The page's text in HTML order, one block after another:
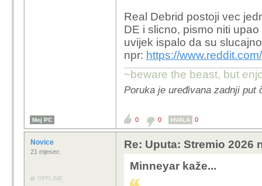
koji ima bazu od
kanale na planeti
Amazon Prime,
zene i djece. Da
cak me niti IPTV
Đaba vama itko
legalno i trebaš
nego isključivo upload.
Uz to ako si super
Netflix, Prime,
DE plače nebi trebao
Real Debrid postoji vec
DE i slicno, pismo niti
uvijek ispalo da su
npr: https://
~beware the beast, but
Poruka je uređivana zadnji put
Moj PC 0 0 HVALA 0
Novice
21 mjesec
OFFLINE
Re: Uputa: Stremio 2026
Minneyar kaže...